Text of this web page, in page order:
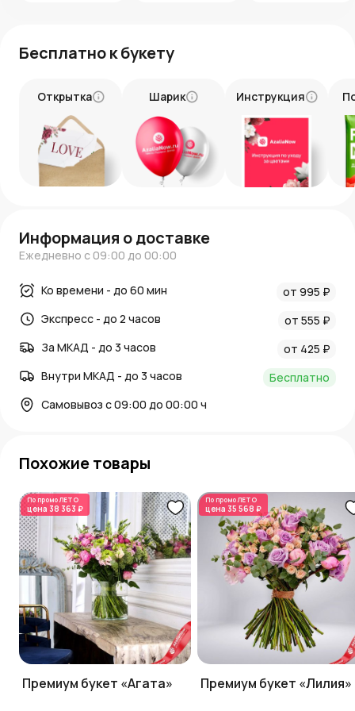
Бесплатно к букету
Открытка Шарик Инструкция
Информация о доставке
Ежедневно с 09:00 до 00:00
Ко времени - до 60 мин
от 995 ₽
Экспресс - до 2 часов
от 555 ₽
За МКАД - до 3 часов
от 425 ₽
Внутри МКАД - до 3 часов
Бесплатно
Самовывоз с 09:00 до 00:00 ч
Похожие товары
По промоЛЕТО
цена 38 363 ₽
Премиум букет «Агата»
По промоЛЕТО
цена 35 568 ₽
Премиум букет «Лилия»